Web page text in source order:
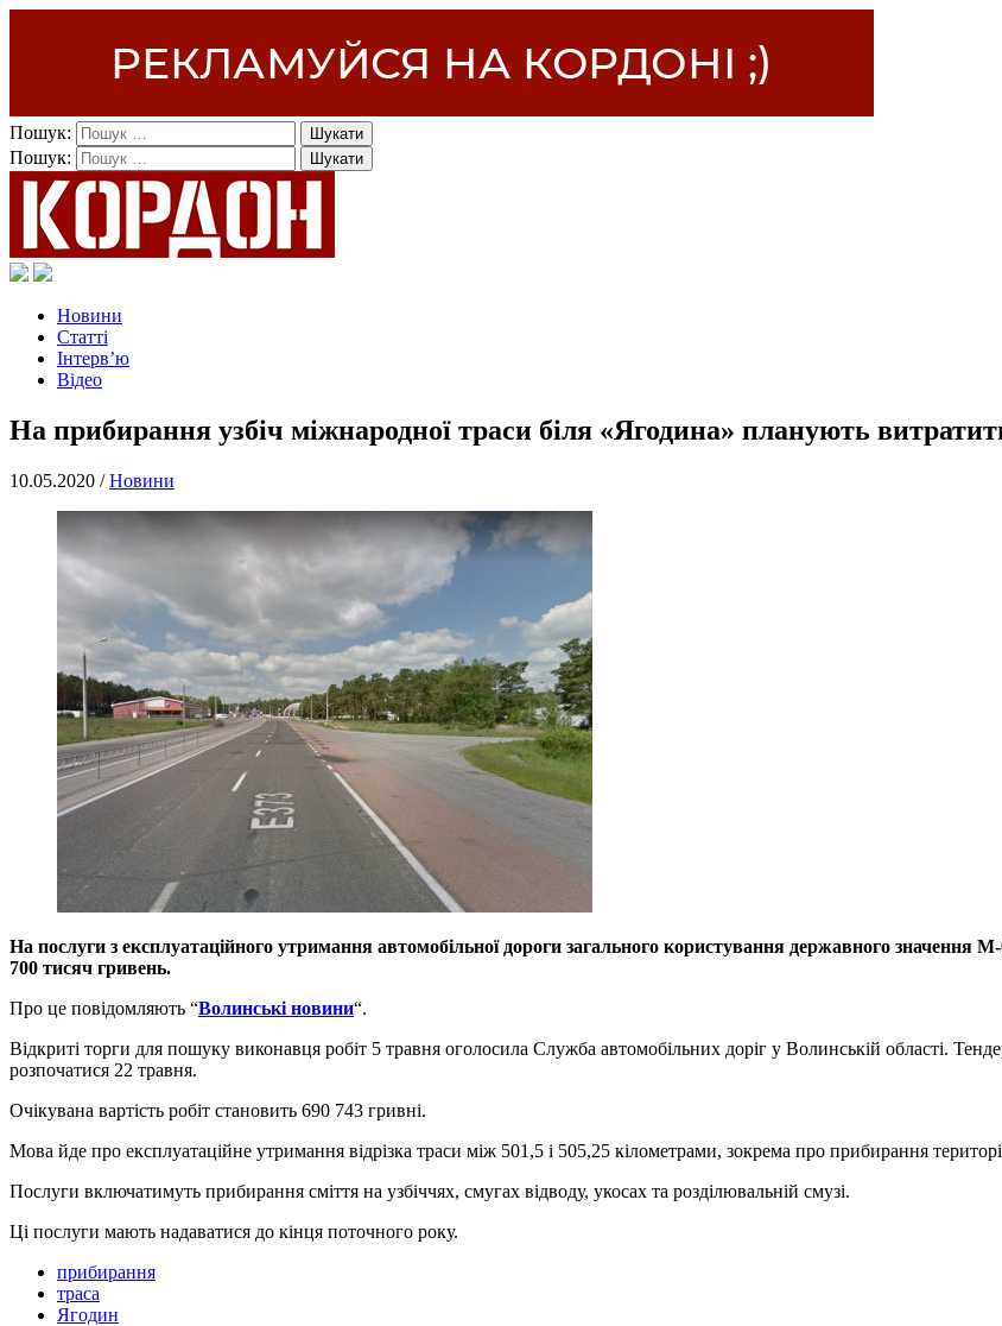
Пошук:
Пошук:
Новини
Статті
Інтерв’ю
Відео
На прибирання узбіч міжнародної траси біля «Ягодина» планують
10.05.2020 /Новини
На послуги з експлуатаційного утримання автомобільної дороги загального користування державного
700 тисяч гривень.
Про це повідомляють “Волинські новини“.
Відкриті торги для пошуку виконавця робіт 5 травня оголосила Служба автомобільних доріг у Волинській області.
розпочатися 22 травня.
Очікувана вартість робіт становить 690 743 гривні.
Мова йде про експлуатаційне утримання відрізка траси між 501,5 і 505,25 кілометрами, зокрема про прибирання
Послуги включатимуть прибирання сміття на узбіччях, смугах відводу, укосах та розділювальній смузі.
Ці послуги мають надаватися до кінця поточного року.
прибирання
траса
Ягодин